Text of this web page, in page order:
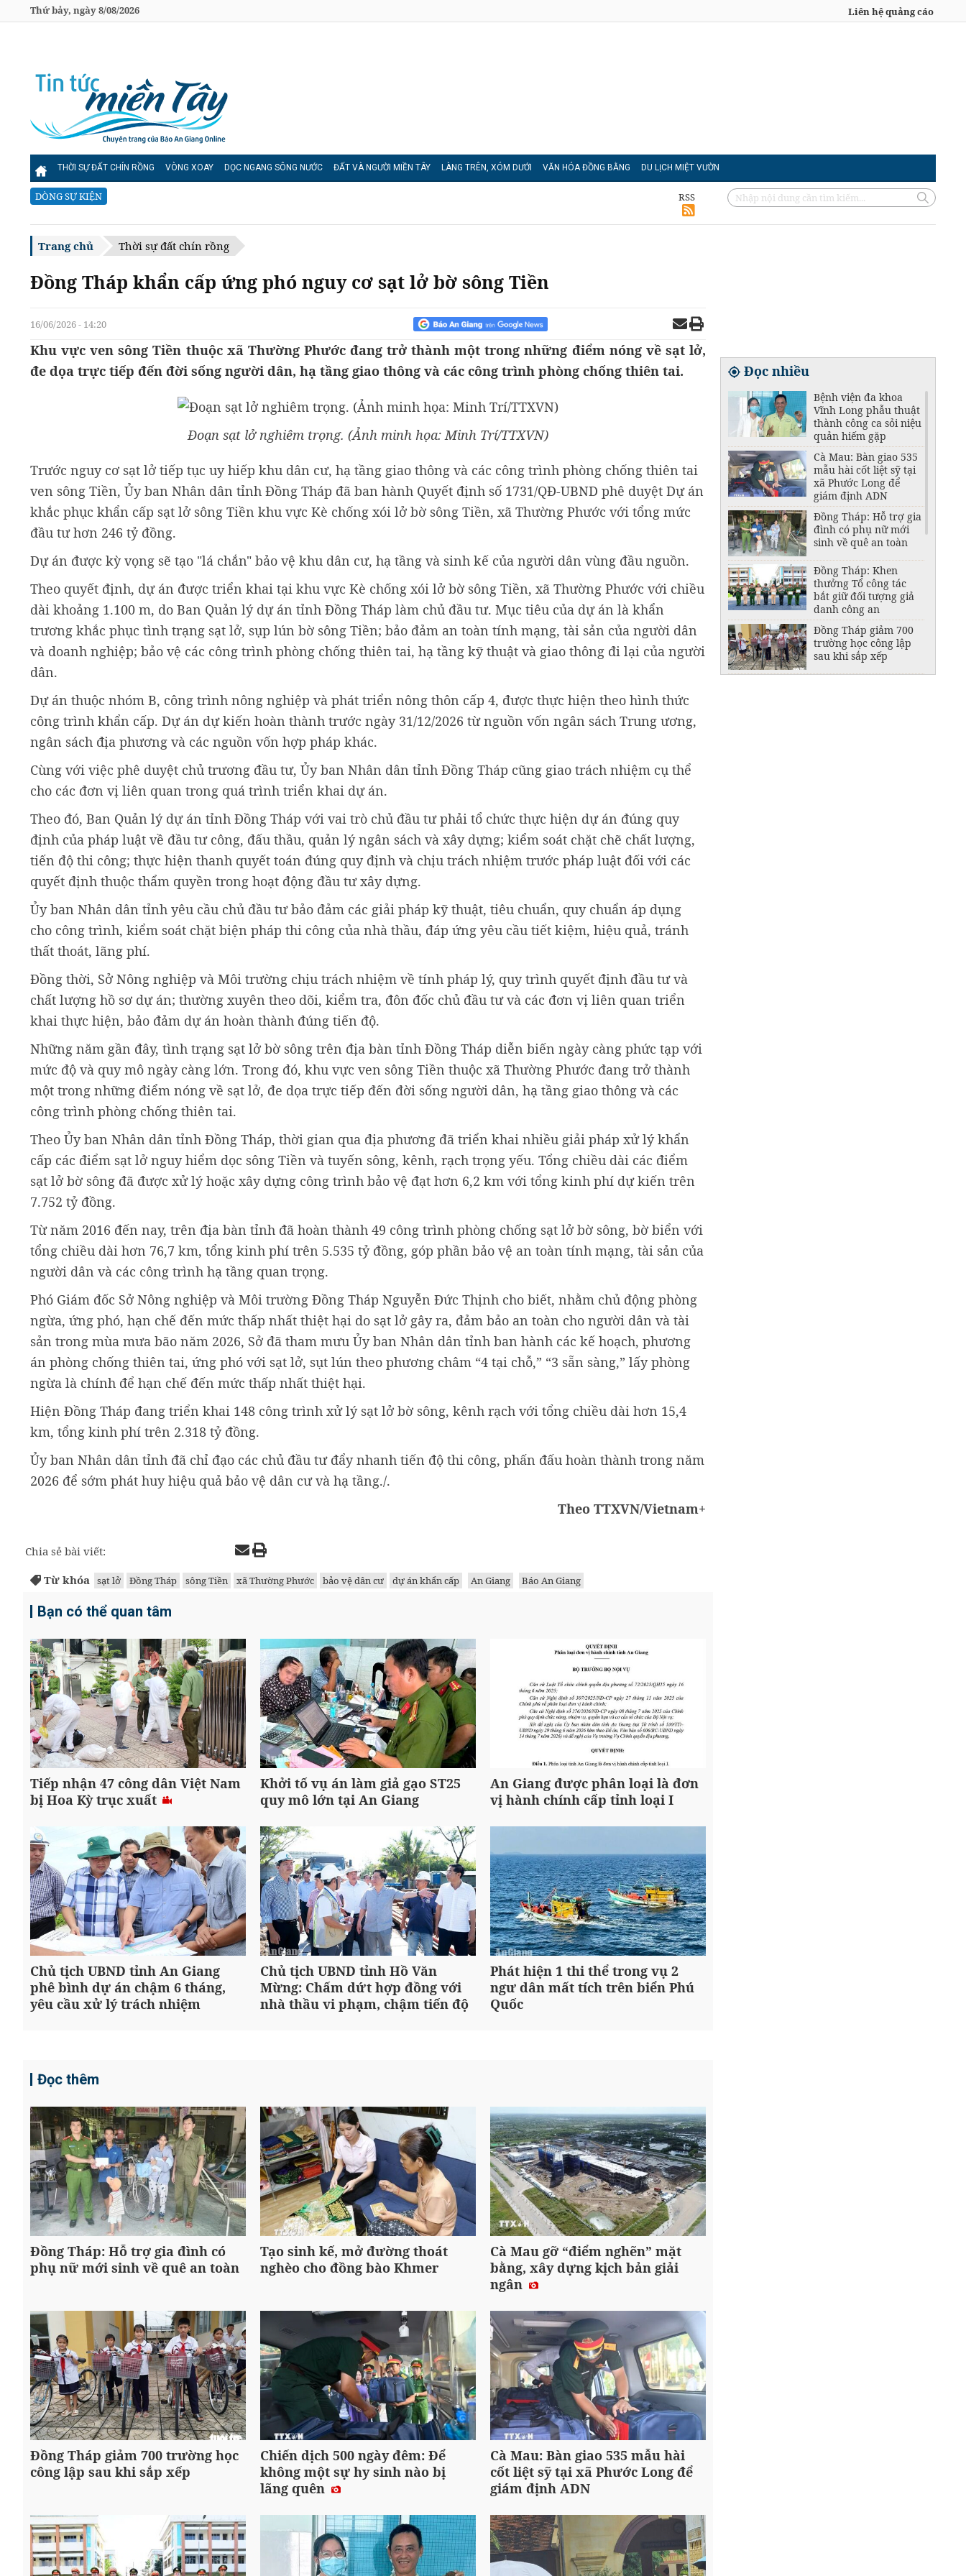
Thứ bảy, ngày 8/08/2026 Liên hệ quảng cáo
THỜI SỰ ĐẤT CHÍN RỒNG VÒNG XOAY DỌC NGANG SÔNG NƯỚC ĐẤT VÀ NGƯỜI MIỀN TÂY LÀNG TRÊN, XÓM DƯỚI VĂN HÓA ĐỒNG BẰNG DU LỊCH MIỆT VƯỜN
DÒNG SỰ KIỆN RSS
Trang chủ Thời sự đất chín rồng
Đồng Tháp khẩn cấp ứng phó nguy cơ sạt lở bờ sông Tiền
16/06/2026 - 14:20
Khu vực ven sông Tiền thuộc xã Thường Phước đang trở thành một trong những điểm nóng về sạt lở,
đe dọa trực tiếp đến đời sống người dân, hạ tầng giao thông và các công trình phòng chống thiên tai.
Đoạn sạt lở nghiêm trọng. (Ảnh minh họa: Minh Trí/TTXVN)
Trước nguy cơ sạt lở tiếp tục uy hiếp khu dân cư, hạ tầng giao thông và các công trình phòng chống thiên tai
ven sông Tiền, Ủy ban Nhân dân tỉnh Đồng Tháp đã ban hành Quyết định số 1731/QĐ-UBND phê duyệt Dự án
khắc phục khẩn cấp sạt lở sông Tiền khu vực Kè chống xói lở bờ sông Tiền, xã Thường Phước với tổng mức
đầu tư hơn 246 tỷ đồng.
Dự án được kỳ vọng sẽ tạo "lá chắn" bảo vệ khu dân cư, hạ tầng và sinh kế của người dân vùng đầu nguồn.
Theo quyết định, dự án được triển khai tại khu vực Kè chống xói lở bờ sông Tiền, xã Thường Phước với chiều
dài khoảng 1.100 m, do Ban Quản lý dự án tỉnh Đồng Tháp làm chủ đầu tư. Mục tiêu của dự án là khẩn
trương khắc phục tình trạng sạt lở, sụp lún bờ sông Tiền; bảo đảm an toàn tính mạng, tài sản của người dân
và doanh nghiệp; bảo vệ các công trình phòng chống thiên tai, hạ tầng kỹ thuật và giao thông đi lại của người
dân.
Dự án thuộc nhóm B, công trình nông nghiệp và phát triển nông thôn cấp 4, được thực hiện theo hình thức
công trình khẩn cấp. Dự án dự kiến hoàn thành trước ngày 31/12/2026 từ nguồn vốn ngân sách Trung ương,
ngân sách địa phương và các nguồn vốn hợp pháp khác.
Cùng với việc phê duyệt chủ trương đầu tư, Ủy ban Nhân dân tỉnh Đồng Tháp cũng giao trách nhiệm cụ thể
cho các đơn vị liên quan trong quá trình triển khai dự án.
Theo đó, Ban Quản lý dự án tỉnh Đồng Tháp với vai trò chủ đầu tư phải tổ chức thực hiện dự án đúng quy
định của pháp luật về đầu tư công, đấu thầu, quản lý ngân sách và xây dựng; kiểm soát chặt chẽ chất lượng,
tiến độ thi công; thực hiện thanh quyết toán đúng quy định và chịu trách nhiệm trước pháp luật đối với các
quyết định thuộc thẩm quyền trong hoạt động đầu tư xây dựng.
Ủy ban Nhân dân tỉnh yêu cầu chủ đầu tư bảo đảm các giải pháp kỹ thuật, tiêu chuẩn, quy chuẩn áp dụng
cho công trình, kiểm soát chặt biện pháp thi công của nhà thầu, đáp ứng yêu cầu tiết kiệm, hiệu quả, tránh
thất thoát, lãng phí.
Đồng thời, Sở Nông nghiệp và Môi trường chịu trách nhiệm về tính pháp lý, quy trình quyết định đầu tư và
chất lượng hồ sơ dự án; thường xuyên theo dõi, kiểm tra, đôn đốc chủ đầu tư và các đơn vị liên quan triển
khai thực hiện, bảo đảm dự án hoàn thành đúng tiến độ.
Những năm gần đây, tình trạng sạt lở bờ sông trên địa bàn tỉnh Đồng Tháp diễn biến ngày càng phức tạp với
mức độ và quy mô ngày càng lớn. Trong đó, khu vực ven sông Tiền thuộc xã Thường Phước đang trở thành
một trong những điểm nóng về sạt lở, đe dọa trực tiếp đến đời sống người dân, hạ tầng giao thông và các
công trình phòng chống thiên tai.
Theo Ủy ban Nhân dân tỉnh Đồng Tháp, thời gian qua địa phương đã triển khai nhiều giải pháp xử lý khẩn
cấp các điểm sạt lở nguy hiểm dọc sông Tiền và tuyến sông, kênh, rạch trọng yếu. Tổng chiều dài các điểm
sạt lở bờ sông đã được xử lý hoặc xây dựng công trình bảo vệ đạt hơn 6,2 km với tổng kinh phí dự kiến trên
7.752 tỷ đồng.
Từ năm 2016 đến nay, trên địa bàn tỉnh đã hoàn thành 49 công trình phòng chống sạt lở bờ sông, bờ biển với
tổng chiều dài hơn 76,7 km, tổng kinh phí trên 5.535 tỷ đồng, góp phần bảo vệ an toàn tính mạng, tài sản của
người dân và các công trình hạ tầng quan trọng.
Phó Giám đốc Sở Nông nghiệp và Môi trường Đồng Tháp Nguyễn Đức Thịnh cho biết, nhằm chủ động phòng
ngừa, ứng phó, hạn chế đến mức thấp nhất thiệt hại do sạt lở gây ra, đảm bảo an toàn cho người dân và tài
sản trong mùa mưa bão năm 2026, Sở đã tham mưu Ủy ban Nhân dân tỉnh ban hành các kế hoạch, phương
án phòng chống thiên tai, ứng phó với sạt lở, sụt lún theo phương châm “4 tại chỗ,” “3 sẵn sàng,” lấy phòng
ngừa là chính để hạn chế đến mức thấp nhất thiệt hại.
Hiện Đồng Tháp đang triển khai 148 công trình xử lý sạt lở bờ sông, kênh rạch với tổng chiều dài hơn 15,4
km, tổng kinh phí trên 2.318 tỷ đồng.
Ủy ban Nhân dân tỉnh đã chỉ đạo các chủ đầu tư đẩy nhanh tiến độ thi công, phấn đấu hoàn thành trong năm
2026 để sớm phát huy hiệu quả bảo vệ dân cư và hạ tầng./.
Theo TTXVN/Vietnam+
Chia sẻ bài viết:
Từ khóa sạt lở Đồng Tháp sông Tiền xã Thường Phước bảo vệ dân cư dự án khẩn cấp An Giang Báo An Giang
Bạn có thể quan tâm
Tiếp nhận 47 công dân Việt Nam
bị Hoa Kỳ trục xuất
Khởi tố vụ án làm giả gạo ST25
quy mô lớn tại An Giang
An Giang được phân loại là đơn
vị hành chính cấp tỉnh loại I
Chủ tịch UBND tỉnh An Giang
phê bình dự án chậm 6 tháng,
yêu cầu xử lý trách nhiệm
Chủ tịch UBND tỉnh Hồ Văn
Mừng: Chấm dứt hợp đồng với
nhà thầu vi phạm, chậm tiến độ
Phát hiện 1 thi thể trong vụ 2
ngư dân mất tích trên biển Phú
Quốc
Đọc thêm
Đồng Tháp: Hỗ trợ gia đình có
phụ nữ mới sinh về quê an toàn
Tạo sinh kế, mở đường thoát
nghèo cho đồng bào Khmer
Cà Mau gỡ “điểm nghẽn” mặt
bằng, xây dựng kịch bản giải
ngân
Đồng Tháp giảm 700 trường học
công lập sau khi sắp xếp
Chiến dịch 500 ngày đêm: Để
không một sự hy sinh nào bị
lãng quên
Cà Mau: Bàn giao 535 mẫu hài
cốt liệt sỹ tại xã Phước Long để
giám định ADN
Đọc nhiều
Bệnh viện đa khoa
Vĩnh Long phẫu thuật
thành công ca sỏi niệu
quản hiếm gặp
Cà Mau: Bàn giao 535
mẫu hài cốt liệt sỹ tại
xã Phước Long để
giám định ADN
Đồng Tháp: Hỗ trợ gia
đình có phụ nữ mới
sinh về quê an toàn
Đồng Tháp: Khen
thưởng Tổ công tác
bắt giữ đối tượng giả
danh công an
Đồng Tháp giảm 700
trường học công lập
sau khi sắp xếp